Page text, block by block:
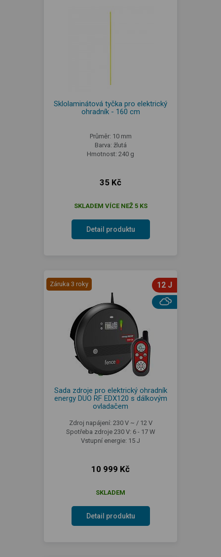
Sklolaminátová tyčka pro elektrický
ohradník - 160 cm
Průměr: 10 mm
Barva: žlutá
Hmotnost: 240 g
35 Kč
SKLADEM VÍCE NEŽ 5 KS
Detail produktu
Záruka 3 roky 12 J
Sada zdroje pro elektrický ohradník
energy DUO RF EDX120 s dálkovým
ovladačem
Zdroj napájení: 230 V ~ / 12 V
Spotřeba zdroje 230 V: 6 - 17 W
Vstupní energie: 15 J
10 999 Kč
SKLADEM
Detail produktu